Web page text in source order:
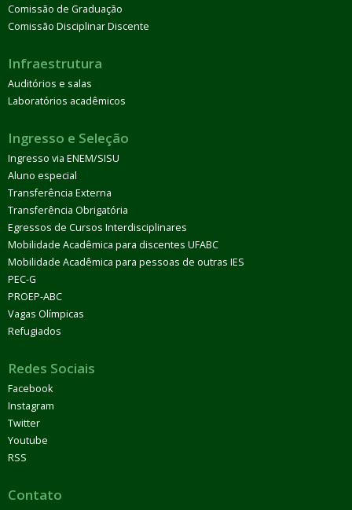
Comissão de Graduação
Comissão Disciplinar Discente
Infraestrutura
Auditórios e salas
Laboratórios acadêmicos
Ingresso e Seleção
Ingresso via ENEM/SISU
Aluno especial
Transferência Externa
Transferência Obrigatória
Egressos de Cursos Interdisciplinares
Mobilidade Acadêmica para discentes UFABC
Mobilidade Acadêmica para pessoas de outras IES
PEC-G
PROEP-ABC
Vagas Olímpicas
Refugiados
Redes Sociais
Facebook
Instagram
Twitter
Youtube
RSS
Contato